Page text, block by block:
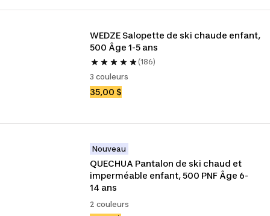
WEDZE Salopette de ski chaude enfant,
500 Âge 1-5 ans
(186)
3 couleurs
35,00 $
Nouveau
QUECHUA Pantalon de ski chaud et
imperméable enfant, 500 PNF Âge 6-
14 ans
2 couleurs